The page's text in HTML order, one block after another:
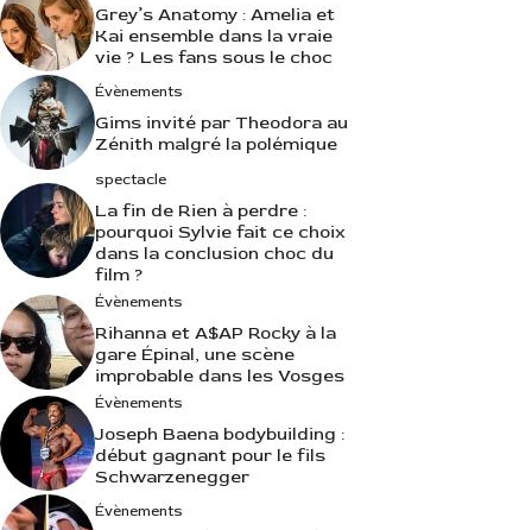
Grey’s Anatomy : Amelia et
Kai ensemble dans la vraie
vie ? Les fans sous le choc
Évènements
Gims invité par Theodora au
Zénith malgré la polémique
spectacle
La fin de Rien à perdre :
pourquoi Sylvie fait ce choix
dans la conclusion choc du
film ?
Évènements
Rihanna et A$AP Rocky à la
gare Épinal, une scène
improbable dans les Vosges
Évènements
Joseph Baena bodybuilding :
début gagnant pour le fils
Schwarzenegger
Évènements